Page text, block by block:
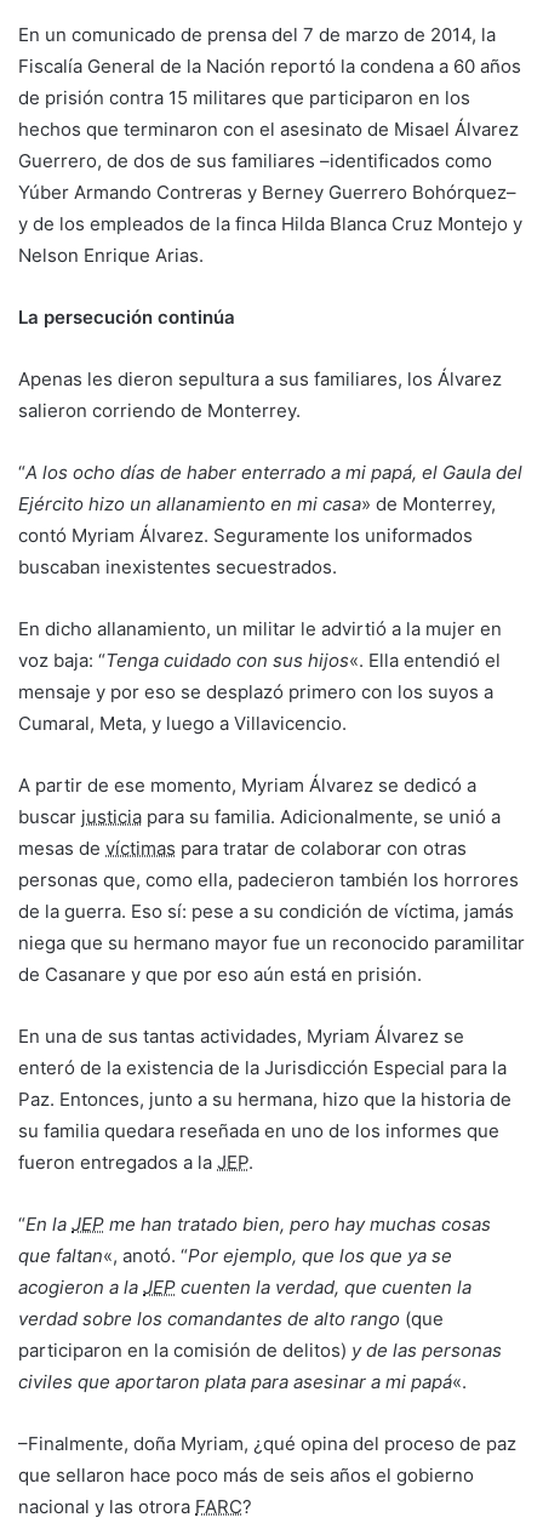
En un comunicado de prensa del 7 de marzo de 2014, la
Fiscalía General de la Nación reportó la condena a 60 años
de prisión contra 15 militares que participaron en los
hechos que terminaron con el asesinato de Misael Álvarez
Guerrero, de dos de sus familiares –identificados como
Yúber Armando Contreras y Berney Guerrero Bohórquez–
y de los empleados de la finca Hilda Blanca Cruz Montejo y
Nelson Enrique Arias.
La persecución continúa
Apenas les dieron sepultura a sus familiares, los Álvarez
salieron corriendo de Monterrey.
“A los ocho días de haber enterrado a mi papá, el Gaula del
Ejército hizo un allanamiento en mi casa» de Monterrey,
contó Myriam Álvarez. Seguramente los uniformados
buscaban inexistentes secuestrados.
En dicho allanamiento, un militar le advirtió a la mujer en
voz baja: “Tenga cuidado con sus hijos«. Ella entendió el
mensaje y por eso se desplazó primero con los suyos a
Cumaral, Meta, y luego a Villavicencio.
A partir de ese momento, Myriam Álvarez se dedicó a
buscar justicia para su familia. Adicionalmente, se unió a
mesas de víctimas para tratar de colaborar con otras
personas que, como ella, padecieron también los horrores
de la guerra. Eso sí: pese a su condición de víctima, jamás
niega que su hermano mayor fue un reconocido paramilitar
de Casanare y que por eso aún está en prisión.
En una de sus tantas actividades, Myriam Álvarez se
enteró de la existencia de la Jurisdicción Especial para la
Paz. Entonces, junto a su hermana, hizo que la historia de
su familia quedara reseñada en uno de los informes que
fueron entregados a la JEP.
“En la JEP me han tratado bien, pero hay muchas cosas
que faltan«, anotó. “Por ejemplo, que los que ya se
acogieron a la JEP cuenten la verdad, que cuenten la
verdad sobre los comandantes de alto rango (que
participaron en la comisión de delitos) y de las personas
civiles que aportaron plata para asesinar a mi papá«.
–Finalmente, doña Myriam, ¿qué opina del proceso de paz
que sellaron hace poco más de seis años el gobierno
nacional y las otrora FARC?